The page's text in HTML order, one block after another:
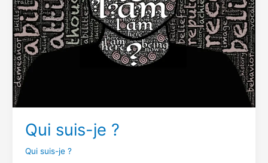
Qui suis-je ?
Qui suis-je ?